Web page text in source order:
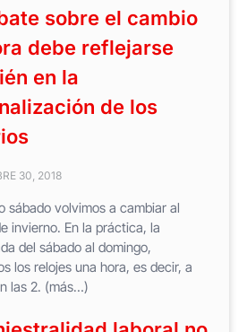
sobre el cambio
debe reflejarse
en la
de los
30, 2018
sábado volvimos a cambiar al
invierno. En la práctica, la
del sábado al domingo,
los relojes una hora, es decir, a
las 2. (más…)